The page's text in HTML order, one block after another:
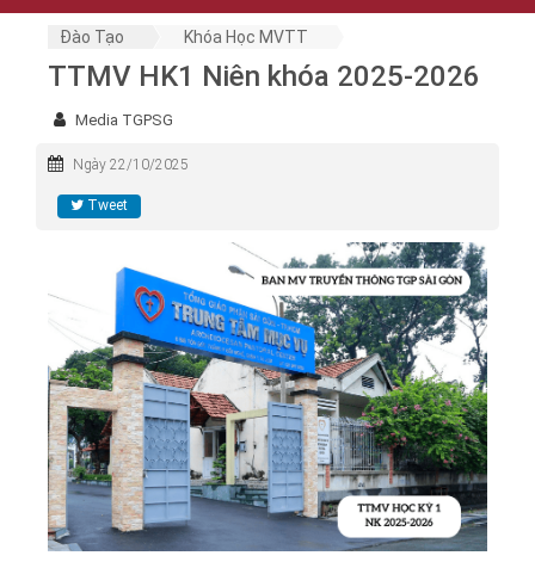
Đào Tạo Khóa Học MVTT
TTMV HK1 Niên khóa 2025-2026
Media TGPSG
Ngày 22/10/2025
Tweet